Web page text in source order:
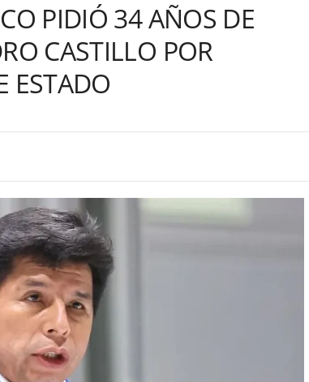
PIDIÓ 34 AÑOS DE
CASTILLO POR
ESTADO